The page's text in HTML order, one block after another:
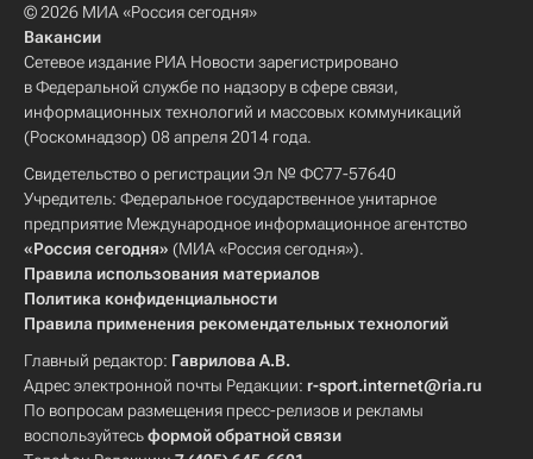
© 2026 МИА «Россия сегодня»
Вакансии
Сетевое издание РИА Новости зарегистрировано
в Федеральной службе по надзору в сфере связи,
информационных технологий и массовых коммуникаций
(Роскомнадзор) 08 апреля 2014 года.
Свидетельство о регистрации Эл № ФС77-57640
Учредитель: Федеральное государственное унитарное
предприятие Международное информационное агентство
«Россия сегодня» (МИА «Россия сегодня»).
Правила использования материалов
Политика конфиденциальности
Правила применения рекомендательных технологий
Главный редактор: Гаврилова А.В.
Адрес электронной почты Редакции: r-sport.internet@ria.ru
По вопросам размещения пресс-релизов и рекламы
воспользуйтесьформой обратной связи